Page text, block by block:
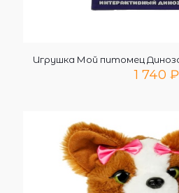
Игрушка Мой питомец
1 740 ₽